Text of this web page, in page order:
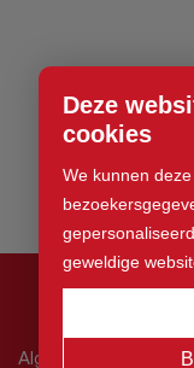
Deze
cookies
We kunnen
geweldige
© 2026 Wild
Algemene